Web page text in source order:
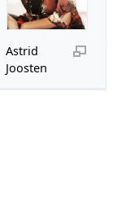
Astrid
Joosten